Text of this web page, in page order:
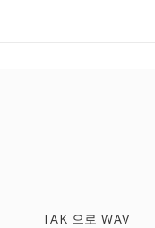
TAK 으로 WAV